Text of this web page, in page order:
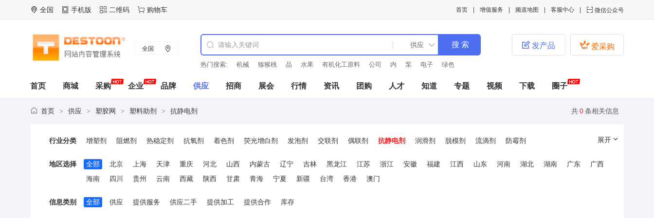
全国 手机版 二维码 购物车  微信公众号
客服中心
频道地图
增值服务
首页
全国
热门搜索: 机械 猕猴桃 品 水果 有机化工原料 公司 内 泵 电子 绿色
 爱采购
 发产品
首页 商城 采购 企业 品牌 供应 招商 展会 行情 资讯 团购 人才 知道 专题 视频 下载 圈子
共0条相关信息
首页 > 供应 > 塑胶网 > 塑料助剂 > 抗静电剂
行业分类 增塑剂 阻燃剂 热稳定剂 抗氧剂 着色剂 荧光增白剂 发泡剂 交联剂 偶联剂 抗静电剂 润滑剂 脱模剂 流滴剂
防霉剂
其它助剂
展开
地区选择 全部 北京 上海 天津 重庆 河北 山西 内蒙古 辽宁 吉林 黑龙江 江苏 浙江 安徽 福建 江西 山东 河南 湖北 湖南 广东
广西
海南
四川 贵州 云南 西藏 陕西 甘肃 青海 宁夏 新疆 台湾 香港 澳门
信息类别 全部 供应 提供服务 供应二手 提供加工 提供合作 库存